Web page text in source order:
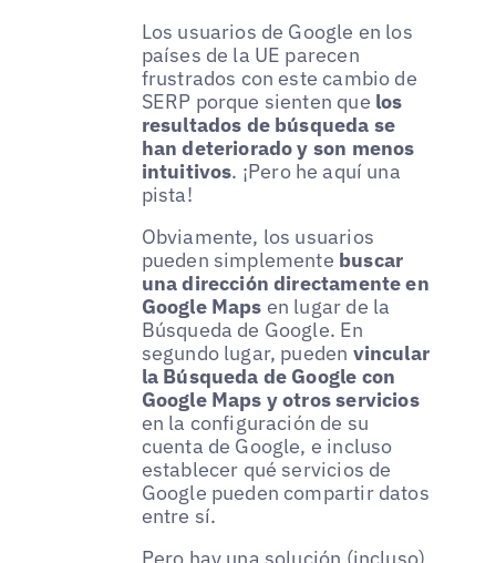
Los usuarios de Google en los
países de la UE parecen
frustrados con este cambio de
SERP porque sienten que los
resultados de búsqueda se
han deteriorado y son menos
intuitivos. ¡Pero he aquí una
pista!
Obviamente, los usuarios
pueden simplemente buscar
una dirección directamente en
Google Maps en lugar de la
Búsqueda de Google. En
segundo lugar, pueden vincular
la Búsqueda de Google con
Google Maps y otros servicios
en la configuración de su
cuenta de Google, e incluso
establecer qué servicios de
Google pueden compartir datos
entre sí.
Pero hay una solución (incluso)